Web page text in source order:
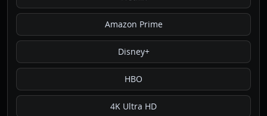
Amazon Prime
Disney+
HBO
4K Ultra HD